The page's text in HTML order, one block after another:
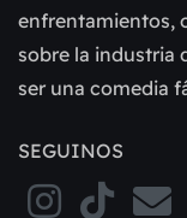
enfrentamientos,
sobre la industria
ser una comedia
SEGUINOS